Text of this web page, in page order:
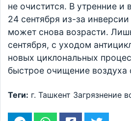
не очистится. В утренние и
24 сентября из-за
может снова возрасти.
сентября, с уходом
новых циклональных
быстрое очищение воздуха
Теги: г. Ташкент Загрязнение